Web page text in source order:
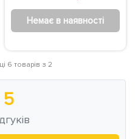
Немає в наявності
6 товарів з 2
5